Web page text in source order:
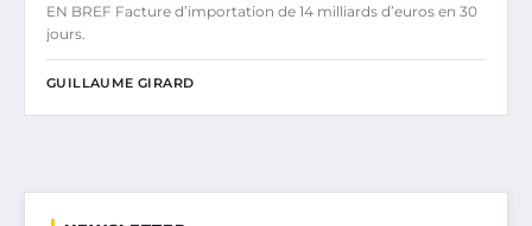
EN BREF Facture d’importation de 14 milliards d’euros en 30
jours.
GUILLAUME GIRARD